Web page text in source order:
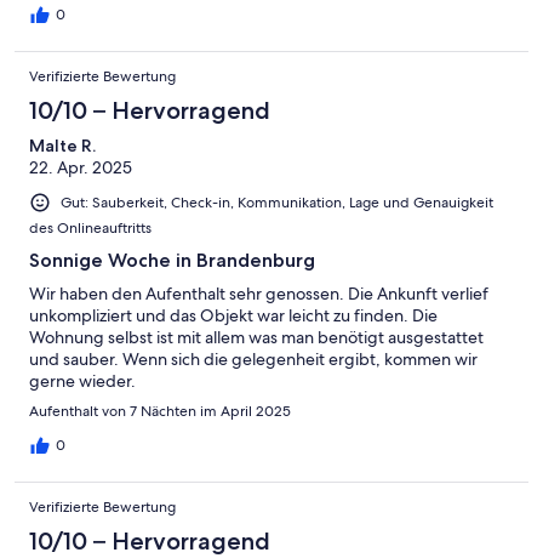
0
Verifizierte Bewertung
10/10 – Hervorragend
Malte R.
22. Apr. 2025
Gut: Sauberkeit, Check-in, Kommunikation, Lage und Genauigkeit
des Onlineauftritts
Sonnige Woche in Brandenburg
Wir haben den Aufenthalt sehr genossen. Die Ankunft verlief
unkompliziert und das Objekt war leicht zu finden. Die
Wohnung selbst ist mit allem was man benötigt ausgestattet
und sauber. Wenn sich die gelegenheit ergibt, kommen wir
gerne wieder.
Aufenthalt von 7 Nächten im April 2025
0
Verifizierte Bewertung
10/10 – Hervorragend